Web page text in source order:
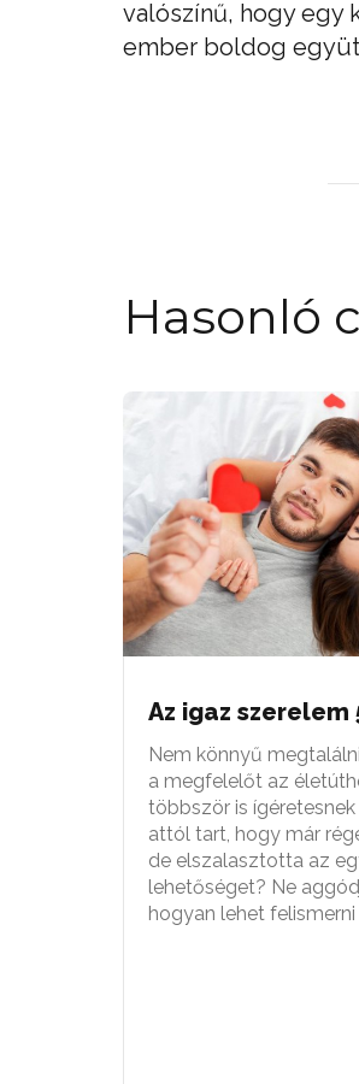
valószínű, hogy egy
ember boldog
Hasonló
Az igaz
Nem könnyű
a megfelelőt az
többször is
attól tart, hogy már
de elszalasztotta az
lehetőséget? Ne
hogyan lehet